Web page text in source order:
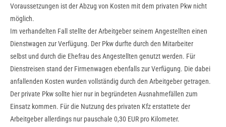
Voraussetzungen ist der Abzug von Kosten mit dem privaten Pkw nicht
möglich.
Im verhandelten Fall stellte der Arbeitgeber seinem Angestellten einen
Dienstwagen zur Verfügung. Der Pkw durfte durch den Mitarbeiter
selbst und durch die Ehefrau des Angestellten genutzt werden. Für
Dienstreisen stand der Firmenwagen ebenfalls zur Verfügung. Die dabei
anfallenden Kosten wurden vollständig durch den Arbeitgeber getragen.
Der private Pkw sollte hier nur in begründeten Ausnahmefällen zum
Einsatz kommen. Für die Nutzung des privaten Kfz erstattete der
Arbeitgeber allerdings nur pauschale 0,30 EUR pro Kilometer.